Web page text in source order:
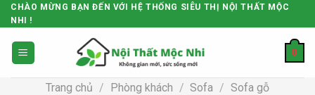
Skip
to
content
CHÀO MỪNG BẠN ĐẾN VỚI HỆ THỐNG SIÊU THỊ NỘI THẤT MỘC
NHI !
0
Trang chủ / Phòng khách / Sofa / Sofa gỗ